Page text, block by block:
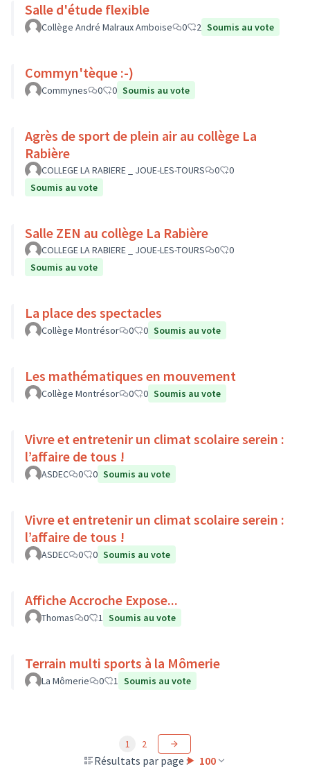
Salle d'étude flexible
Collège André Malraux Amboise 0 2 Soumis au vote
Commyn'tèque :-)
Commynes 0 0 Soumis au vote
Agrès de sport de plein air au collège La
Rabière
COLLEGE LA RABIERE _ JOUE-LES-TOURS 0
0
Soumis au vote
Salle ZEN au collège La Rabière
COLLEGE LA RABIERE _ JOUE-LES-TOURS 0
0
Soumis au vote
La place des spectacles
Collège Montrésor 0 0 Soumis au vote
Les mathématiques en mouvement
Collège Montrésor 0 0 Soumis au vote
Vivre et entretenir un climat scolaire serein :
l’affaire de tous !
ASDEC 0 0 Soumis au vote
Vivre et entretenir un climat scolaire serein :
l’affaire de tous !
ASDEC 0 0 Soumis au vote
Affiche Accroche Expose...
Thomas 0 1 Soumis au vote
Terrain multi sports à la Mômerie
La Mômerie 0 1 Soumis au vote
Résultats par page : 100
1 2